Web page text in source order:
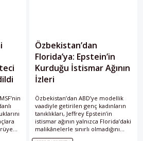
Özbekistan’dan
Florida’ya: Epstein’in
Kurduğu İstismar Ağının
İzleri
Özbekistan’dan ABD’ye modellik
vaadiyle getirilen genç kadınların
tanıklıkları, Jeffrey Epstein’in
istismar ağının yalnızca Florida’daki
malikânelerle sınırlı olmadığını
gösteriyor. Yeni belgeler ve